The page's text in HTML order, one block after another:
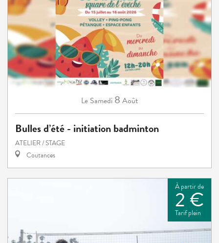
Le Samedi 8 Août
Bulles d’été - initiation badminton
ATELIER / STAGE
Coutances
À partir de
2 €
Tarif plein